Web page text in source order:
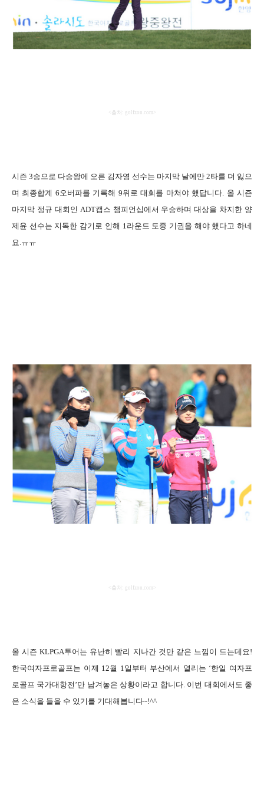
출처 : golfzon.com>
시즌 3승으로 다승왕에 오른 김자영 선수는 마지막 날에만 2타를 더 잃으
며 최종합계 6오버파를 기록해 9위로 대회를 마쳐야 했답니다. 올 시즌
마지막 정규 대회인 ADT캡스 챔피언십에서 우승하며 대상을 차지한 양
제윤 선수는 지독한 감기로 인해 1라운드 도중 기권을 해야 했다고 하네
요.ㅠㅠ
출처 : golfzon.com>
올 시즌 KLPGA투어는 유난히 빨리 지나간 것만 같은 느낌이 드는데요!
한국여자프로골프는 이제 12월 1일부터 부산에서 열리는 ‘한일 여자프
로골프 국가대항전 ’만 남겨놓은 상황이라고 합니다. 이번 대회에서도 좋
은 소식을 들을 수 있기를 기대해봅니다~!^^